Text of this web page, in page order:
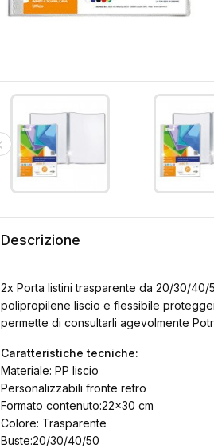
Descrizione
2x Porta listini trasparente da 20/30/
polipropilene liscio e flessibile
permette di consultarli agevolmente
Caratteristiche tecniche:
Materiale: PP liscio
Personalizzabili fronte retro
Formato contenuto:22x30 cm
Colore: Trasparente
Buste:20/30/40/50